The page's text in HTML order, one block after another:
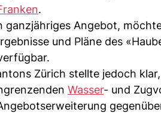
.
ganzjähriges Angebot,
und Pläne des
Zürich stellte jedoch
Wasser- und